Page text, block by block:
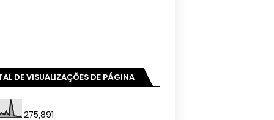
DE VISUALIZAÇÕES DE PÁGINA
275,891